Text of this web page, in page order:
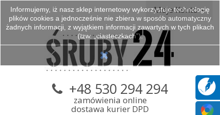
Moje Konto
+48 530 294 294
zamówienia online
dostawa kurier DPD
Informujemy, iż nasz sklep internetowy wykorzystuje technologię
plików cookies a jednocześnie nie zbiera w sposób automatyczny
żadnych informacji, z wyjątkiem informacji zawartych w tych plikach
(tzw. „ciasteczkach”).